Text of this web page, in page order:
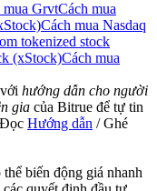
mua GrvtCách mua
Cách mua Nasdaq
tokenized stock
(xStock)Cách mua
hướng dẫn cho người
gia của Bitrue để tự tin
Hướng dẫn / Ghé
biến động giá nhanh